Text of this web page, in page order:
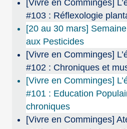
[Vivre en Comminges]
#103 : Réflexologie
[20 au 30 mars]
aux Pesticides
[Vivre en Comminges]
#102 : Chroniques et
[Vivre en Comminges]
#101 : Education
chroniques
[Vivre en Comminges]